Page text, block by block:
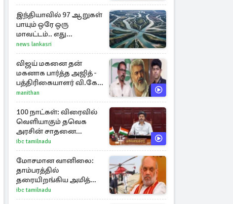
இந்தியாவில் 97 ஆறுகள்
பாயும் ஒரே ஒரு
மாவட்டம்.. எது
தெரியுமா?
news lankasri
விஜய் மகனை தன்
மகனாக பார்த்த அஜித் -
பத்திரிகையாளர் வி.கே.
சுந்தர் ஓபன் டாக்!
manithan
100 நாட்கள்: விரைவில்
வெளியாகும் தவெக
அரசின் சாதனை
பட்டியல்
ibc tamilnadu
மோசமான வானிலை:
தாம்பரத்தில்
தரையிறங்கிய அமித்
ஷா ஹெலிகாப்டர்
ibc tamilnadu